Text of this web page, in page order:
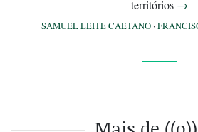
territórios →
SAMUEL LEITE CAETANO ·